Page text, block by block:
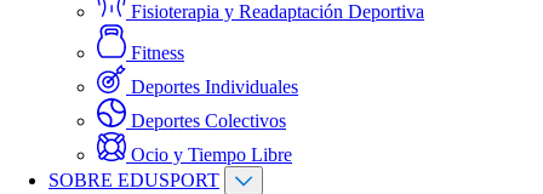
Fisioterapia y Readaptación Deportiva
Fitness
Deportes Individuales
Deportes Colectivos
Ocio y Tiempo Libre
SOBRE EDUSPORT